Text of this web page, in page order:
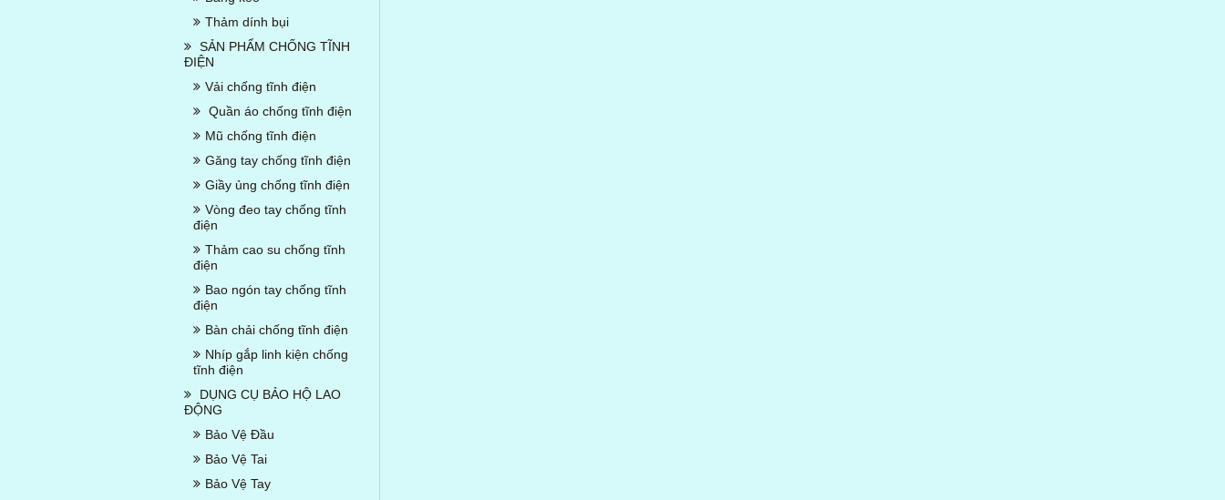
Thảm dính bụi
SẢN PHẨM CHỐNG TĨNH
ĐIỆN
Vải chống tĩnh điện
Quần áo chống tĩnh điện
Mũ chống tĩnh điện
Găng tay chống tĩnh điện
Giầy ủng chống tĩnh điện
Vòng đeo tay chống tĩnh
điện
Thảm cao su chống tĩnh
điện
Bao ngón tay chống tĩnh
điện
Bàn chải chống tĩnh điện
Nhíp gắp linh kiện chống
tĩnh điện
DỤNG CỤ BẢO HỘ LAO
ĐỘNG
Bảo Vệ Đầu
Bảo Vệ Tai
Bảo Vệ Tay